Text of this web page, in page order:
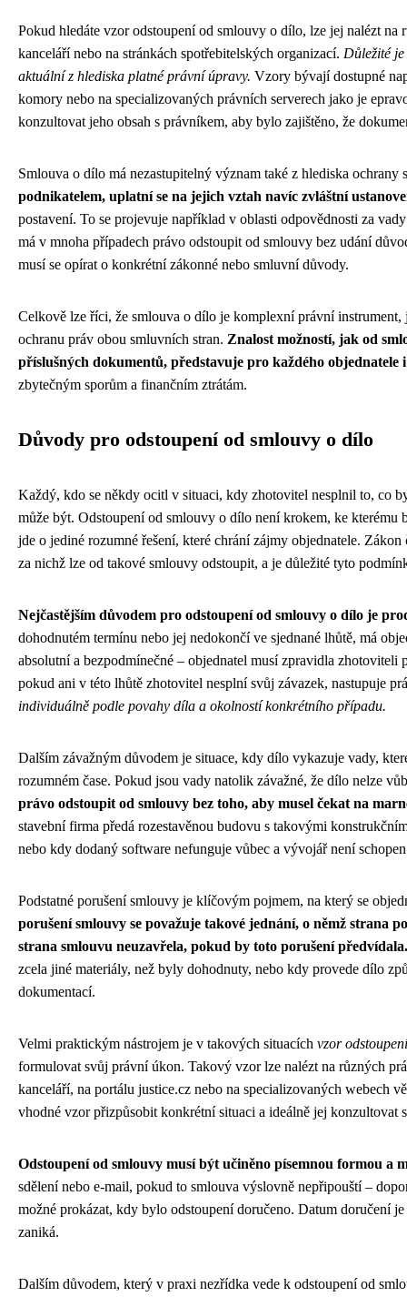
Pokud hledáte vzor odstoupení od smlouvy o dílo, lze jej nalézt
kanceláří nebo na stránkách spotřebitelských organizací. Důležité
aktuální z hlediska platné právní úpravy. Vzory bývají dostupné
komory nebo na specializovaných právních serverech jako je
konzultovat jeho obsah s právníkem, aby bylo zajištěno, že
Smlouva o dílo má nezastupitelný význam také z hlediska ochrany
podnikatelem, uplatní se na jejich vztah navíc zvláštní
postavení. To se projevuje například v oblasti odpovědnosti za
má v mnoha případech právo odstoupit od smlouvy bez udání
musí se opírat o konkrétní zákonné nebo smluvní důvody.
Celkově lze říci, že smlouva o dílo je komplexní právní
ochranu práv obou smluvních stran. Znalost možností, jak od
příslušných dokumentů, představuje pro každého objednatele
zbytečným sporům a finančním ztrátám.
Důvody pro odstoupení od smlouvy o dílo
Každý, kdo se někdy ocitl v situaci, kdy zhotovitel nesplnil to, co
může být. Odstoupení od smlouvy o dílo není krokem, ke kterému
jde o jediné rozumné řešení, které chrání zájmy objednatele.
za nichž lze od takové smlouvy odstoupit, a je důležité tyto
Nejčastějším důvodem pro odstoupení od smlouvy o dílo je
dohodnutém termínu nebo jej nedokončí ve sjednané lhůtě, má
absolutní a bezpodmínečné – objednatel musí zpravidla
pokud ani v této lhůtě zhotovitel nesplní svůj závazek, nastupuje
individuálně podle povahy díla a okolností konkrétního případu.
Dalším závažným důvodem je situace, kdy dílo vykazuje vady,
rozumném čase. Pokud jsou vady natolik závažné, že dílo nelze
právo odstoupit od smlouvy bez toho, aby musel čekat na
stavební firma předá rozestavěnou budovu s takovými
nebo kdy dodaný software nefunguje vůbec a vývojář není
Podstatné porušení smlouvy je klíčovým pojmem, na který se
porušení smlouvy se považuje takové jednání, o němž strana
strana smlouvu neuzavřela, pokud by toto porušení předvídala.
zcela jiné materiály, než byly dohodnuty, nebo kdy provede dílo
dokumentací.
Velmi praktickým nástrojem je v takových situacích vzor
formulovat svůj právní úkon. Takový vzor lze nalézt na různých
kanceláří, na portálu justice.cz nebo na specializovaných webech
vhodné vzor přizpůsobit konkrétní situaci a ideálně jej konzultovat
Odstoupení od smlouvy musí být učiněno písemnou formou a
sdělení nebo e-mail, pokud to smlouva výslovně nepřipouští –
možné prokázat, kdy bylo odstoupení doručeno. Datum doručení
zaniká.
Dalším důvodem, který v praxi nezřídka vede k odstoupení od